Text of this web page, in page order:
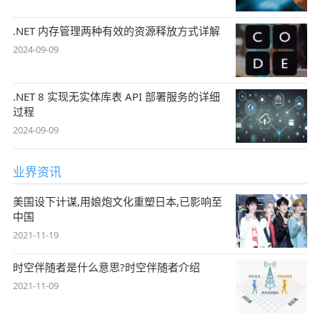
.NET 内存管理两种有效的资源释放方式详解
2024-09-09
.NET 8 实现无实体库表 API 部署服务的详细
过程
2024-09-09
业界资讯
美国设下计谋,用娘炮文化重塑日本,已影响至
中国
2021-11-19
时空伴随者是什么意思?时空伴随者介绍
2021-11-09